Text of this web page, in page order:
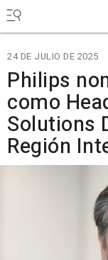
24 DE JULIO DE 2025
Philips
como
Solutions
Región